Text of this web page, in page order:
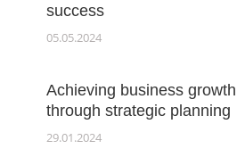
success
05.05.2024
Achieving business growth
through strategic planning
29.01.2024